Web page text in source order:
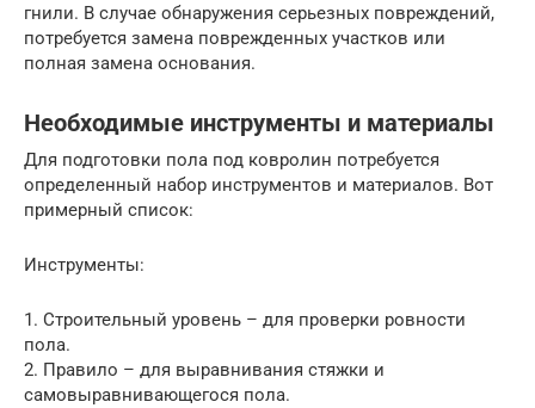
гнили. В случае обнаружения серьезных повреждений,
потребуется замена поврежденных участков или
полная замена основания.
Необходимые инструменты и материалы
Для подготовки пола под ковролин потребуется
определенный набор инструментов и материалов. Вот
примерный список:
Инструменты:
1. Строительный уровень – для проверки ровности
пола.
2. Правило – для выравнивания стяжки и
самовыравнивающегося пола.